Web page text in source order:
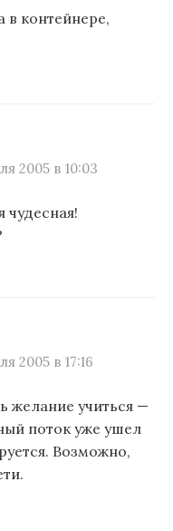
в контейнере,
2005 в 10:03
чудесная!
2005 в 17:16
желание учиться —
поток уже ушел
Возможно,